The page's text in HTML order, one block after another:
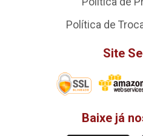
Política de
Site
Baixe já